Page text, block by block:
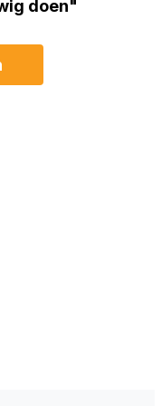
doen"